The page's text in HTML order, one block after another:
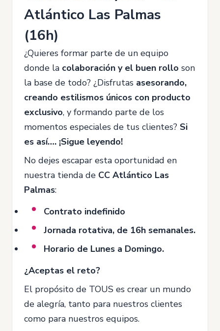
Atlántico Las Palmas
(16h)
¿Quieres formar parte de un equipo
donde la colaboración y el buen rollo son
la base de todo? ¿Disfrutas asesorando,
creando estilismos únicos con producto
exclusivo, y formando parte de los
momentos especiales de tus clientes? Si
es así…. ¡Sigue leyendo!
No dejes escapar esta oportunidad en
nuestra tienda de CC Atlántico Las
Palmas:
Contrato indefinido
Jornada rotativa, de 16h semanales.
Horario de Lunes a Domingo.
¿Aceptas el reto?
El propósito de TOUS es crear un mundo
de alegría, tanto para nuestros clientes
como para nuestros equipos.